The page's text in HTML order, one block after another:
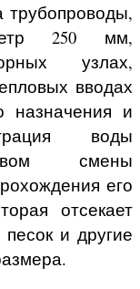
трубопроводы,
250 мм,
узлах,
вводах
назначения и
воды
смены
его
отсекает
и другие